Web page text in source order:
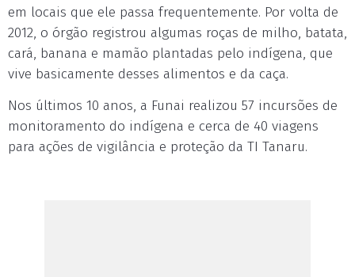
em locais que ele passa frequentemente. Por volta de
2012, o órgão registrou algumas roças de milho, batata,
cará, banana e mamão plantadas pelo indígena, que
vive basicamente desses alimentos e da caça.
Nos últimos 10 anos, a Funai realizou 57 incursões de
monitoramento do indígena e cerca de 40 viagens
para ações de vigilância e proteção da TI Tanaru.